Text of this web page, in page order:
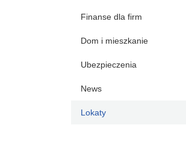
Finanse dla firm
Dom i mieszkanie
Ubezpieczenia
News
Lokaty